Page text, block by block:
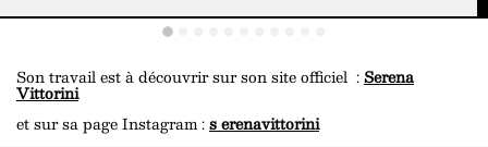
Son travail est à découvrir sur son site officiel :Serena
Vittorini
et sur sa page Instagram :serenavittorini